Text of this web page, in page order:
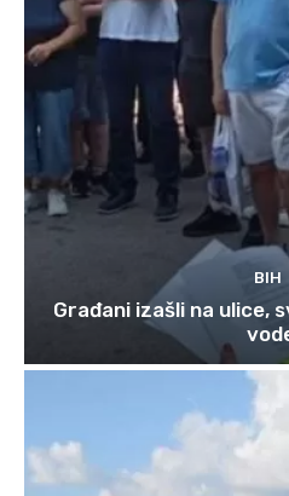
BIH
Građani izašli na ulice,